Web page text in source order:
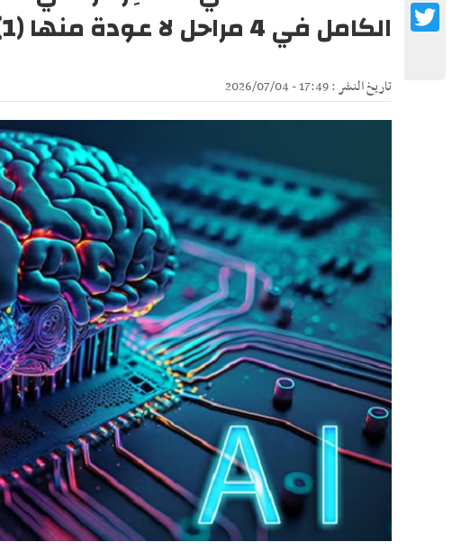
الكامل في 4 مراحل لا عودة منها (1)
تاريخ النشر : 17:49 - 2026/07/04
Twitter